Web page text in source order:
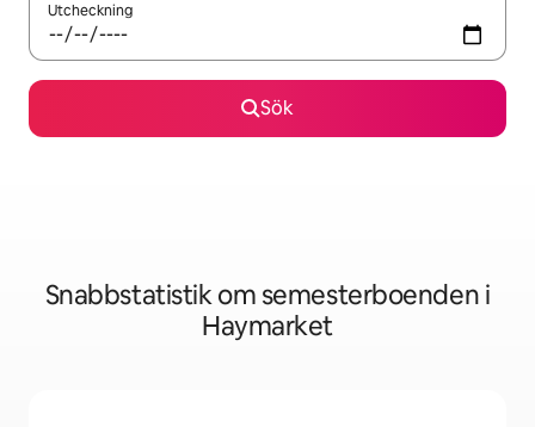
Utcheckning
Sök
Snabbstatistik om semesterboenden i
Haymarket